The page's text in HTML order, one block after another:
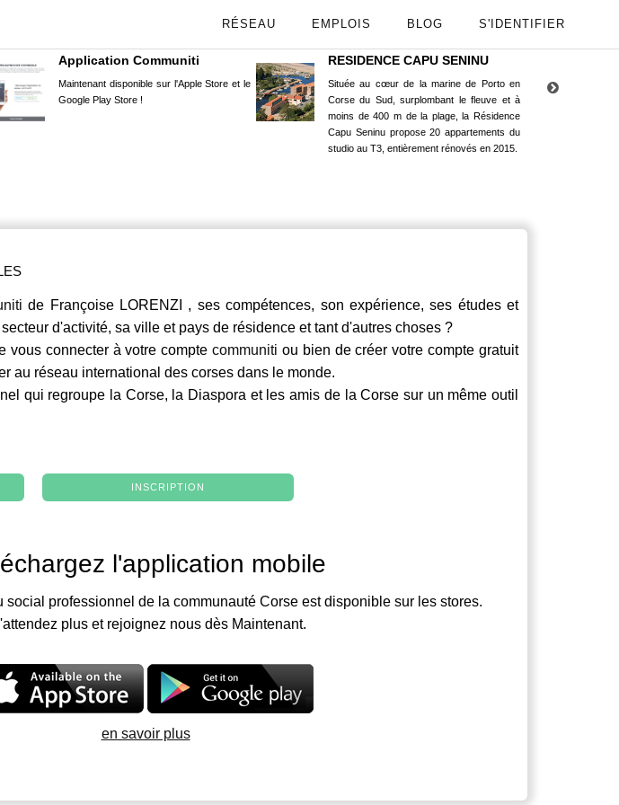
RÉSEAU EMPLOIS BLOG S'IDENTIFIER
Application Communiti
Maintenant disponible sur l'Apple Store et le
Google Play Store !
RESIDENCE CAPU SENINU
Située au cœur de la marine de Porto en
Corse du Sud, surplombant le fleuve et à
moins de 400 m de la plage, la Résidence
Capu Seninu propose 20 appartements du
studio au T3, entièrement rénovés en 2015.
de Françoise LORENZI , ses compétences, son expérience, ses études et
d'activité, sa ville et pays de résidence et tant d'autres choses ?
vous connecter à votre comptecommuniti ou bien de créer votre compte gratuit
au réseau international des corses dans le monde.
qui regroupe la Corse, la Diaspora et les amis de la Corse sur un même outil
INSCRIPTION
l'application mobile
social professionnel de la communauté Corse est disponible sur les stores.
plus et rejoignez nous dès Maintenant.
en savoir plus